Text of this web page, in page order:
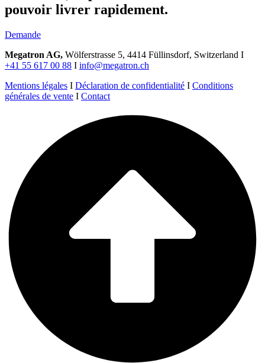
pouvoir livrer rapidement.
Demande
Megatron AG, Wölferstrasse 5, 4414 Füllinsdorf, Switzerland I
+41 55 617 00 88 I info@megatron.ch
Mentions légales I Déclaration de confidentialité I Conditions
générales de vente I Contact